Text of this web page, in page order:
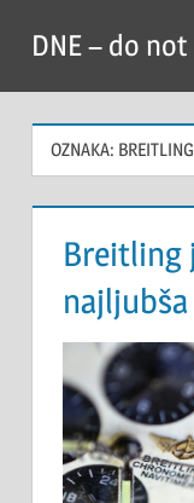
content
DNE – do
OZNAKA: BREITLING
Breitling